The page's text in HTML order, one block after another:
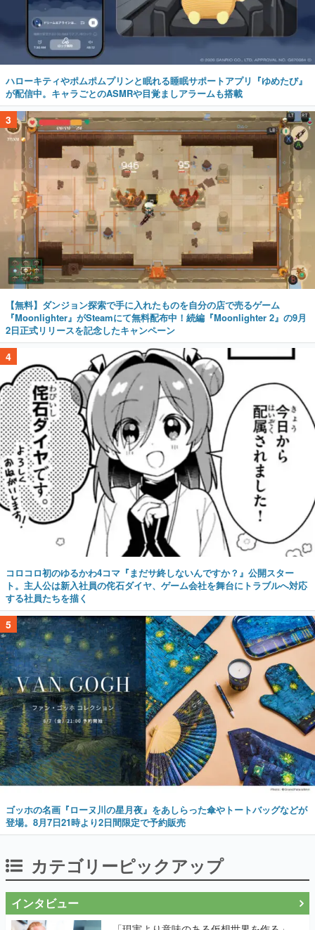
ハローキティやポムポムプリンと眠れる睡眠サポートアプリ『ゆめたび』
が配信中。キャラごとのASMRや目覚ましアラームも搭載
3
【無料】ダンジョン探索で手に入れたものを自分の店で売るゲーム
『Moonlighter』がSteamにて無料配布中！続編『Moonlighter 2』の9月
2日正式リリースを記念したキャンペーン
4
コロコロ初のゆるかわ4コマ『まだサ終しないんですか？』公開スター
ト。主人公は新入社員の侘石ダイヤ、ゲーム会社を舞台にトラブルへ対応
する社員たちを描く
5
ゴッホの名画『ローヌ川の星月夜』をあしらった傘やトートバッグなどが
登場。8月7日21時より2日間限定で予約販売
カテゴリーピックアップ
インタビュー